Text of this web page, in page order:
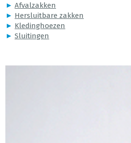
► Afvalzakken
► Hersluitbare zakken
► Kledinghoezen
► Sluitingen